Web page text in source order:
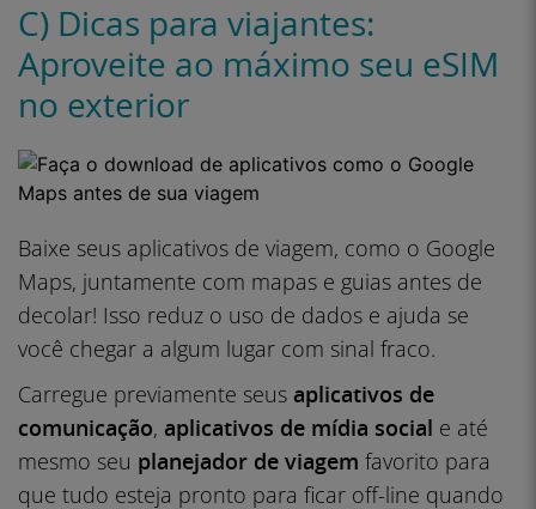
C) Dicas para viajantes:
Aproveite ao máximo seu eSIM
no exterior
Baixe seus aplicativos de viagem, como o Google
Maps, juntamente com mapas e guias antes de
decolar! Isso reduz o uso de dados e ajuda se
você chegar a algum lugar com sinal fraco.
Carregue previamente seus aplicativos de
comunicação, aplicativos de mídia social e até
mesmo seu planejador de viagem favorito para
que tudo esteja pronto para ficar off-line quando